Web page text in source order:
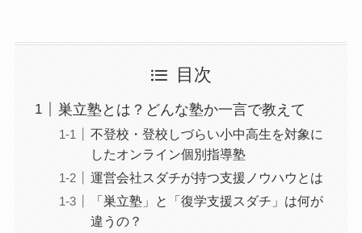
目次
巣立塾とは？どんな塾か一言で教えて
不登校・登校しづらい小中高生を対象に
したオンライン個別指導塾
運営会社スダチが持つ支援ノウハウとは
「巣立塾」と「復学支援スダチ」は何が
違うの？